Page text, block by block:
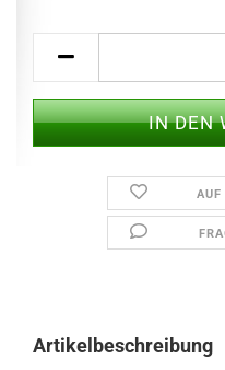
AUF
Artikelbeschreibung